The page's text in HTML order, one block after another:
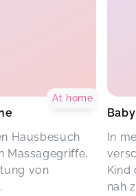
Hausbesuch
Massagegriffe,
von
At home
In
Kind
nah